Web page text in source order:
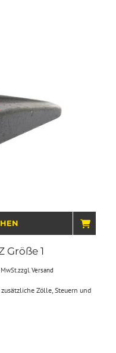
Größe 1
zzgl.Versand
Zölle, Steuern und